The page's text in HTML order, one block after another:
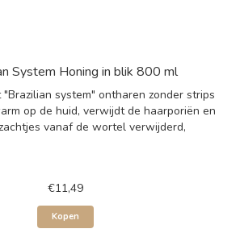
System Honing in blik 800 ml
system" ontharen zonder strips
op de huid, verwijdt de haarporiën en
vanaf de wortel verwijderd,
€11,49
Kopen